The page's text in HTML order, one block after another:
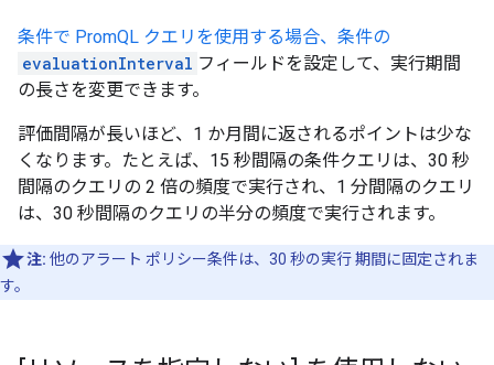
条件で PromQL クエリを使用する場合、条件の
evaluationInterval フィールドを設定して、実行期間
の長さを変更できます。
評価間隔が長いほど、1 か月間に返されるポイントは少な
くなります。たとえば、15 秒間隔の条件クエリは、30 秒
間隔のクエリの 2 倍の頻度で実行され、1 分間隔のクエリ
は、30 秒間隔のクエリの半分の頻度で実行されます。
注: 他のアラート ポリシー条件は、30 秒の実行 期間に固定されま
す。